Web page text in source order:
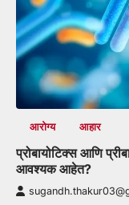
आरोग्य आहार
प्रोबायोटिक्स आणि
आवश्यक आहेत?